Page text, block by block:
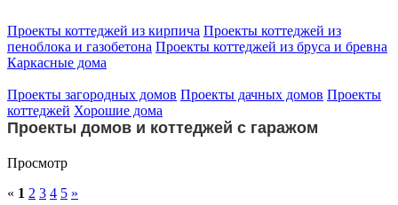
Проекты коттеджей из кирпича Проекты коттеджей из
пеноблока и газобетона Проекты коттеджей из бруса и бревна
Каркасные дома
Проекты загородных домов Проекты дачных домов Проекты
коттеджей Хорошие дома
Проекты домов и коттеджей с гаражом
Просмотр
« 1 2 3 4 5 »